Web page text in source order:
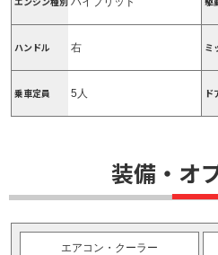
ハンドル 右 ミ
乗車定員 5人 ド
装備・オ
エアコン・クーラー